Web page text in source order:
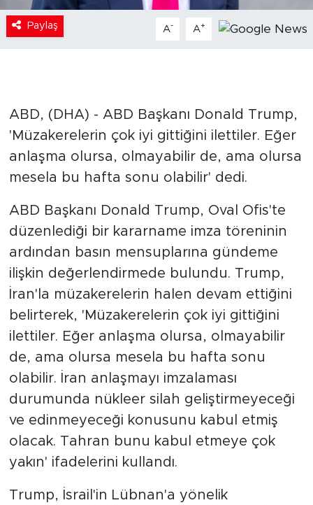
Paylaş A- A+
ABD, (DHA) - ABD Başkanı Donald Trump,
'Müzakerelerin çok iyi gittiğini ilettiler. Eğer
anlaşma olursa, olmayabilir de, ama olursa
mesela bu hafta sonu olabilir' dedi.
ABD Başkanı Donald Trump, Oval Ofis'te
düzenlediği bir kararname imza töreninin
ardından basın mensuplarına gündeme
ilişkin değerlendirmede bulundu. Trump,
İran'la müzakerelerin halen devam ettiğini
belirterek, 'Müzakerelerin çok iyi gittiğini
ilettiler. Eğer anlaşma olursa, olmayabilir
de, ama olursa mesela bu hafta sonu
olabilir. İran anlaşmayı imzalaması
durumunda nükleer silah geliştirmeyeceği
ve edinmeyeceği konusunu kabul etmiş
olacak. Tahran bunu kabul etmeye çok
yakın' ifadelerini kullandı.
Trump, İsrail'in Lübnan'a yönelik